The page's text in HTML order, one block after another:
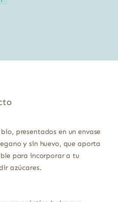
presentados en un envase
y sin huevo, que aporta
para incorporar a tu
azúcares.